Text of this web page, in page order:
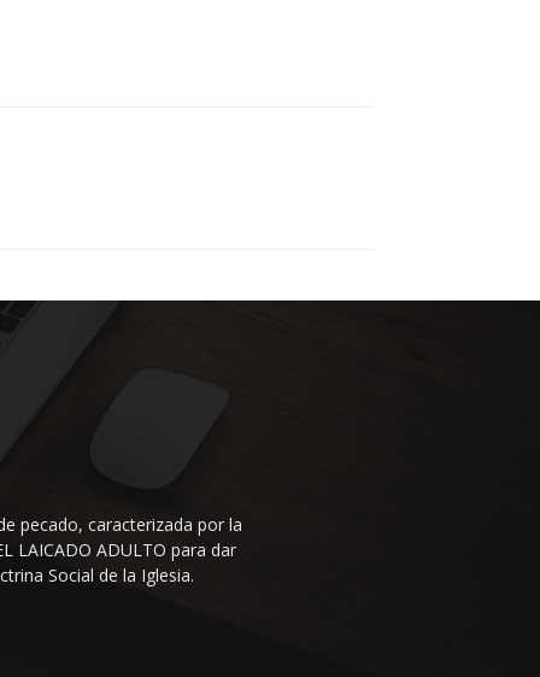
pecado, caracterizada por la
LAICADO ADULTO para dar
Social de la Iglesia.